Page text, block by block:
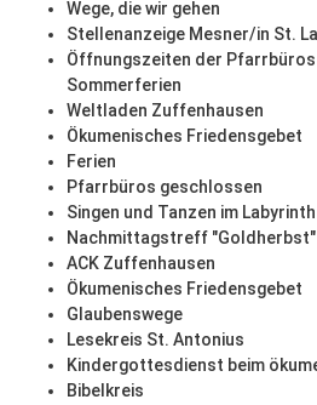
Wege, die wir gehen
Stellenanzeige Mesner/in St.
Öffnungszeiten der
Sommerferien
Weltladen Zuffenhausen
Ökumenisches Friedensgebet
Ferien
Pfarrbüros geschlossen
Singen und Tanzen im Labyrinth
Nachmittagstreff "Goldherbst"
ACK Zuffenhausen
Ökumenisches Friedensgebet
Glaubenswege
Lesekreis St. Antonius
Kindergottesdienst beim
Bibelkreis